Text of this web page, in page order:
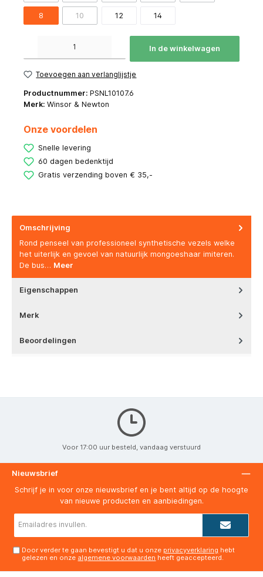
8 10 12 14
In de winkelwagen
Toevoegen aan verlanglijstje
Productnummer: PSNL10107.6
Merk: Winsor & Newton
Onze voordelen
Snelle levering
60 dagen bedenktijd
Gratis verzending boven € 35,-
Omschrijving
Rond penseel van professioneel synthetische vezels welke
het uiterlijk en gevoel van natuurlijk mongoeshaar imiteren.
De bus… Meer
Eigenschappen
Merk
Beoordelingen
Voor 17:00 uur besteld, vandaag verstuurd
Nieuwsbrief
Schrijf je in voor onze nieuwsbrief en je bent altijd op de hoogte
van nieuwe producten en aanbiedingen.
Door verder te gaan bevestigt u dat u onze privacyverklaring hebt
gelezen en onze algemene voorwaarden heeft geaccepteerd.